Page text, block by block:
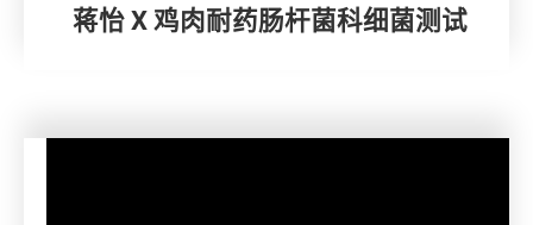
蒋怡 X 鸡肉耐药肠杆菌科细菌测试